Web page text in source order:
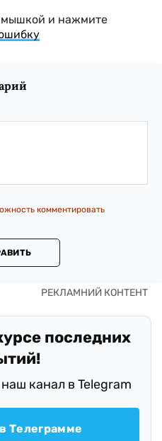
мышкой и нажмите
комментировать
последних
канал в Telegram
Телеграмме